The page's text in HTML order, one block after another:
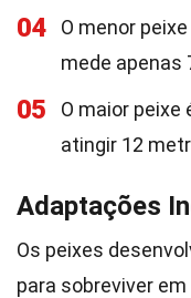
04
O menor
mede apenas
05
O maior peixe
atingir 12
Adaptações
Os peixes
para sobreviver